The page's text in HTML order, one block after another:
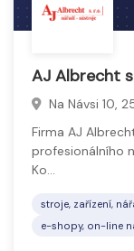
AJ Albrecht
Na Návsi 10,
Firma AJ
profesionálního
Ko…
stroje, zařízení,
e-shopy, on-line